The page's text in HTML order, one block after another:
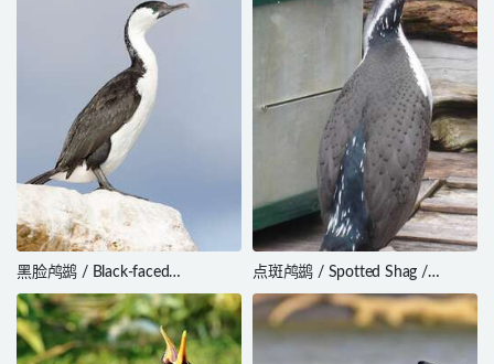
黑脸鸬鹚 / Black-faced
Cormorant / Phalacrocorax
fuscescens
点斑鸬鹚 / Spotted Shag /
Phalacrocorax punctatus